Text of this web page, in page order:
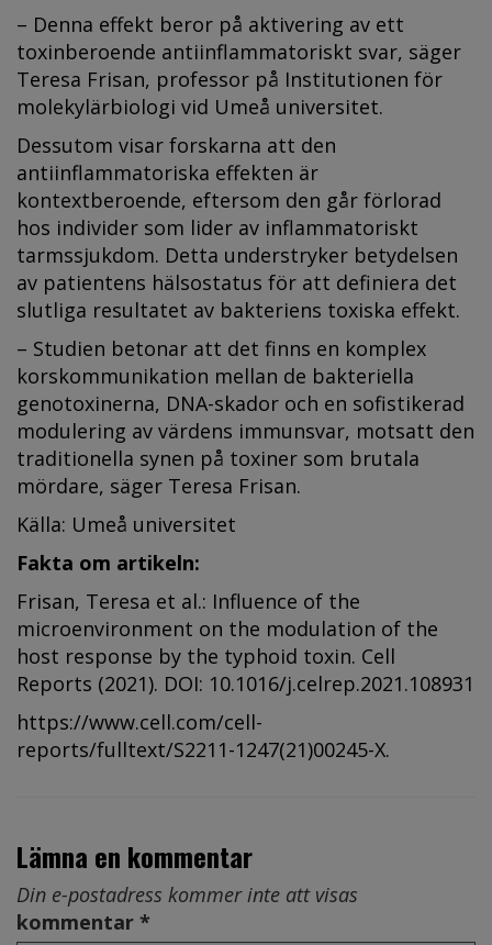
– Denna effekt beror på aktivering av ett
toxinberoende antiinflammatoriskt svar, säger
Teresa Frisan, professor på Institutionen för
molekylärbiologi vid Umeå universitet.
Dessutom visar forskarna att den
antiinflammatoriska effekten är
kontextberoende, eftersom den går förlorad
hos individer som lider av inflammatoriskt
tarmssjukdom. Detta understryker betydelsen
av patientens hälsostatus för att definiera det
slutliga resultatet av bakteriens toxiska effekt.
– Studien betonar att det finns en komplex
korskommunikation mellan de bakteriella
genotoxinerna, DNA-skador och en sofistikerad
modulering av värdens immunsvar, motsatt den
traditionella synen på toxiner som brutala
mördare, säger Teresa Frisan.
Källa: Umeå universitet
Fakta om artikeln:
Frisan, Teresa et al.: Influence of the
microenvironment on the modulation of the
host response by the typhoid toxin. Cell
Reports (2021). DOI: 10.1016/j.celrep.2021.108931
https://www.cell.com/cell-
reports/fulltext/S2211-1247(21)00245-X.
Lämna en kommentar
Din e-postadress kommer inte att visas
kommentar *